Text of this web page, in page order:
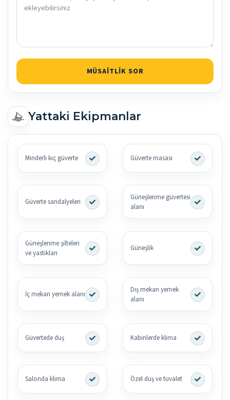
MÜSAITLIK SOR
Yattaki Ekipmanlar
Minderli kıç güverte Güverte masası
Güverte sandalyeleri
Güneşlenme güvertesi
alanı
Güneşlenme şilteleri
ve yastıkları
Güneşlik
İç mekan yemek alanı
Dış mekan yemek
alanı
Güvertede duş Kabinlerde klima
Salonda klima Özel duş ve tuvalet